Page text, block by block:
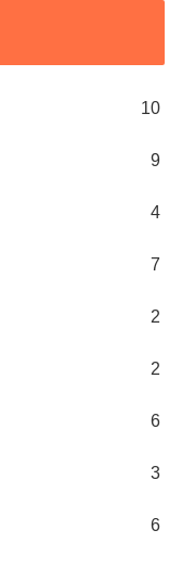
10
9
4
7
2
2
6
3
6